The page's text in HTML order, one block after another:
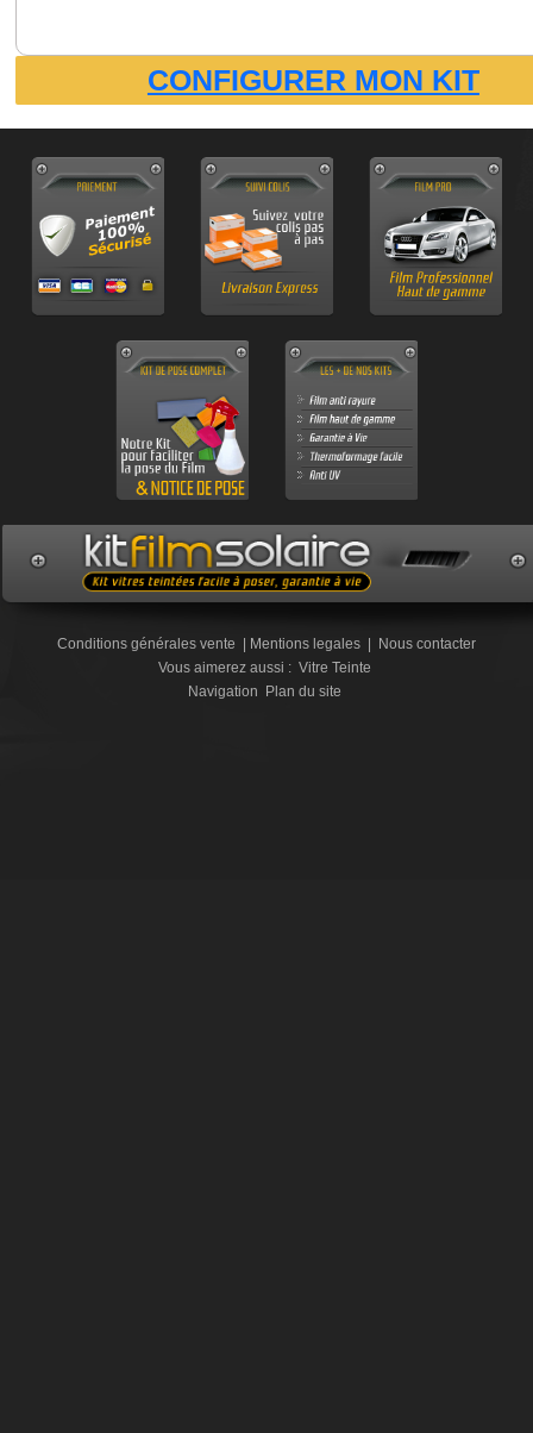
CONFIGURER MON KIT
Conditions générales vente | Mentions legales | Nous contacter
Vous aimerez aussi : Vitre Teinte
Navigation Plan du site